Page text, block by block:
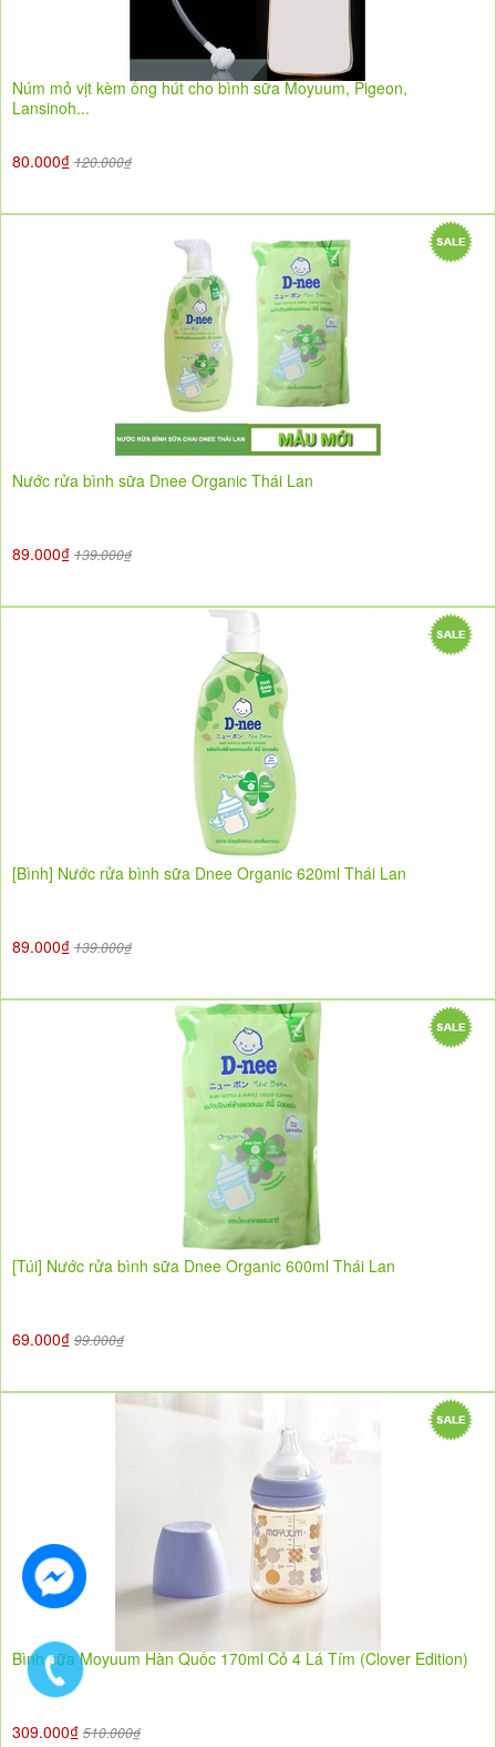
Núm mỏ vịt kèm ống hút cho bình sữa Moyuum, Pigeon,
Lansinoh...
80.000₫ 120.000₫
Nước rửa bình sữa Dnee Organic Thái Lan
89.000₫ 139.000₫
[Bình] Nước rửa bình sữa Dnee Organic 620ml Thái Lan
89.000₫ 139.000₫
[Túi] Nước rửa bình sữa Dnee Organic 600ml Thái Lan
69.000₫ 99.000₫
Bình sữa Moyuum Hàn Quốc 170ml Cỏ 4 Lá Tím (Clover Edition)
309.000₫ 510.000₫